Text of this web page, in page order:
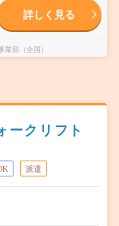
詳しく見る
部（全国）
ークリフト
派遣